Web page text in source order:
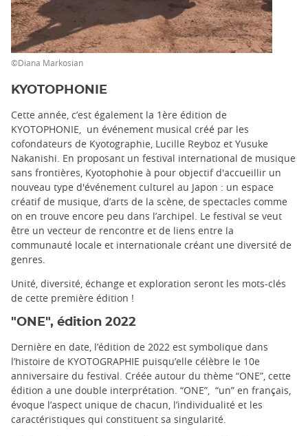
©Diana Markosian
KYOTOPHONIE
Cette année, c’est également la 1ère édition de
KYOTOPHONIE, un événement musical créé par les
cofondateurs de Kyotographie, Lucille Reyboz et Yusuke
Nakanishi. En proposant un festival international de musique
sans frontières, Kyotophohie à pour objectif d'accueillir un
nouveau type d'événement culturel au Japon : un espace
créatif de musique, d’arts de la scène, de spectacles comme
on en trouve encore peu dans l’archipel. Le festival se veut
être un vecteur de rencontre et de liens entre la
communauté locale et internationale créant une diversité de
genres.
Unité, diversité, échange et exploration seront les mots-clés
de cette première édition !
"ONE", édition 2022
Dernière en date, l’édition de 2022 est symbolique dans
l’histoire de KYOTOGRAPHIE puisqu’elle célèbre le 10e
anniversaire du festival. Créée autour du thème “ONE”, cette
édition a une double interprétation. “ONE”, “un” en français,
évoque l’aspect unique de chacun, l’individualité et les
caractéristiques qui constituent sa singularité.